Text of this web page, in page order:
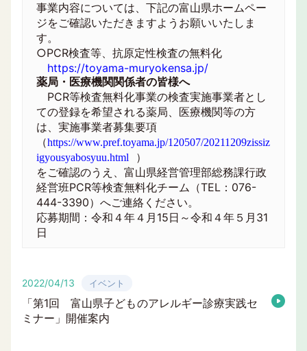
事業内容については、下記の富山県ホームペー
ジをご確認いただきますようお願いいたしま
す。
○PCR検査等、抗原定性検査の無料化
https://toyama-muryokensa.jp/
薬局・医療機関関係者の皆様へ
PCR等検査無料化事業の検査実施事業者とし
ての登録を希望される薬局、医療機関等の方
は、実施事業者募集要項
（https://www.pref.toyama.jp/120507/20211209zissiz
igyousyabosyuu.html
）
をご確認のうえ、富山県経営管理部総務課行政
経営班PCR等検査無料化チーム（TEL：076-
444-3390）へご連絡ください。
応募期間：令和４年４月15日～令和４年５月31
日
2022/04/13 イベント
「第1回 富山県子どものアレルギー診療実践セ
ミナー」開催案内